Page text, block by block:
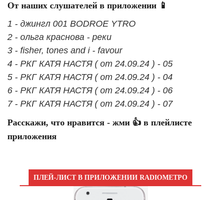
От наших слушателей в приложении 📱
1 - джингл 001 BODROE YTRO
2 - ольга краснова - реки
3 - fisher, tones and i - favour
4 - РКГ КАТЯ НАСТЯ ( от 24.09.24 ) - 05
5 - РКГ КАТЯ НАСТЯ ( от 24.09.24 ) - 04
6 - РКГ КАТЯ НАСТЯ ( от 24.09.24 ) - 06
7 - РКГ КАТЯ НАСТЯ ( от 24.09.24 ) - 07
Расскажи, что нравится - жми 👍 в плейлисте
приложения
ПЛЕЙ-ЛИСТ В ПРИЛОЖЕНИИ RADIOМЕТРО